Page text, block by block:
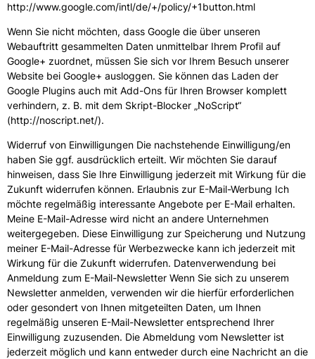
http://www.google.com/intl/de/+/policy/+1button.html
Wenn Sie nicht möchten, dass Google die über unseren
Webauftritt gesammelten Daten unmittelbar Ihrem Profil auf
Google+ zuordnet, müssen Sie sich vor Ihrem Besuch unserer
Website bei Google+ ausloggen. Sie können das Laden der
Google Plugins auch mit Add-Ons für Ihren Browser komplett
verhindern, z. B. mit dem Skript-Blocker „NoScript“
(http://noscript.net/).
Widerruf von Einwilligungen Die nachstehende Einwilligung/en
haben Sie ggf. ausdrücklich erteilt. Wir möchten Sie darauf
hinweisen, dass Sie Ihre Einwilligung jederzeit mit Wirkung für die
Zukunft widerrufen können. Erlaubnis zur E-Mail-Werbung Ich
möchte regelmäßig interessante Angebote per E-Mail erhalten.
Meine E-Mail-Adresse wird nicht an andere Unternehmen
weitergegeben. Diese Einwilligung zur Speicherung und Nutzung
meiner E-Mail-Adresse für Werbezwecke kann ich jederzeit mit
Wirkung für die Zukunft widerrufen. Datenverwendung bei
Anmeldung zum E-Mail-Newsletter Wenn Sie sich zu unserem
Newsletter anmelden, verwenden wir die hierfür erforderlichen
oder gesondert von Ihnen mitgeteilten Daten, um Ihnen
regelmäßig unseren E-Mail-Newsletter entsprechend Ihrer
Einwilligung zuzusenden. Die Abmeldung vom Newsletter ist
jederzeit möglich und kann entweder durch eine Nachricht an die